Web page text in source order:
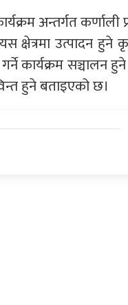
अन्तर्गत कर्णाली
क्षेत्रमा उत्पादन
कार्यक्रम सञ्चालन
हुने बताइएको छ।